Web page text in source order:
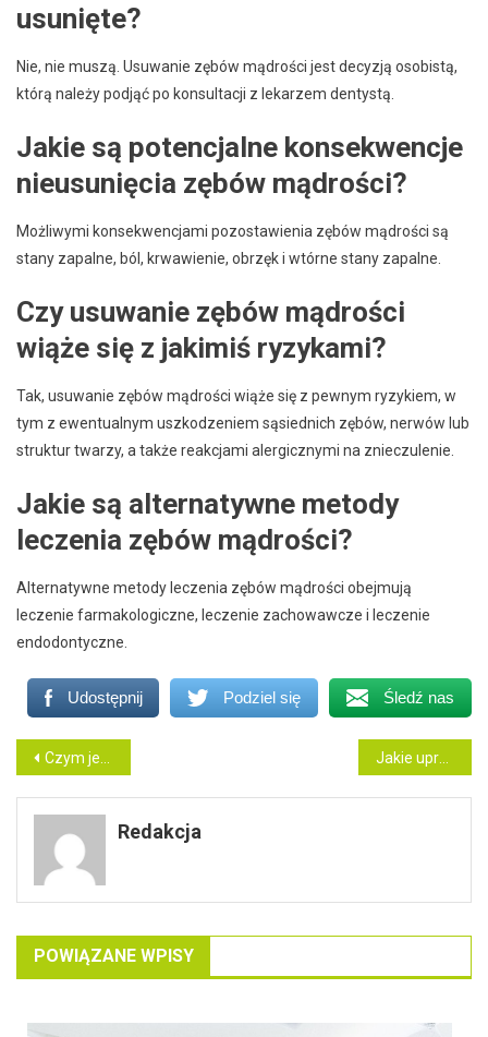
usunięte?
Nie, nie muszą. Usuwanie zębów mądrości jest decyzją osobistą,
którą należy podjąć po konsultacji z lekarzem dentystą.
Jakie są potencjalne konsekwencje
nieusunięcia zębów mądrości?
Możliwymi konsekwencjami pozostawienia zębów mądrości są
stany zapalne, ból, krwawienie, obrzęk i wtórne stany zapalne.
Czy usuwanie zębów mądrości
wiąże się z jakimiś ryzykami?
Tak, usuwanie zębów mądrości wiąże się z pewnym ryzykiem, w
tym z ewentualnym uszkodzeniem sąsiednich zębów, nerwów lub
struktur twarzy, a także reakcjami alergicznymi na znieczulenie.
Jakie są alternatywne metody
leczenia zębów mądrości?
Alternatywne metody leczenia zębów mądrości obejmują
leczenie farmakologiczne, leczenie zachowawcze i leczenie
endodontyczne.
Udostępnij Podziel się Śledź nas
Nawigacja
wpisu
Czym jest leczenie kanałowe pod mikroskopem i do czego się je wykorzystuje? Jakie uprawnienia powinien posiadać elektryk?
Redakcja
POWIĄZANE WPISY